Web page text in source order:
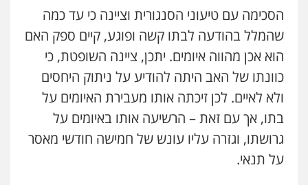
הסכימה עם טיעוני הסנגורית וציינה כי עד כמה
שהמלל בהודעה לבתו קשה ופוגע, קיים ספק האם
הוא אכן מהווה איומים. יתכן, ציינה השופטת, כי
כוונתו של האב היתה להודיע על ניתוק היחסים
ולא לאיים. לכן זיכתה אותו מעבירת האיומים על
בתו, אך עם זאת – הרשיעה אותו באיומים על
גרושתו, וגזרה עליו עונש של חמישה חודשי מאסר
על תנאי.